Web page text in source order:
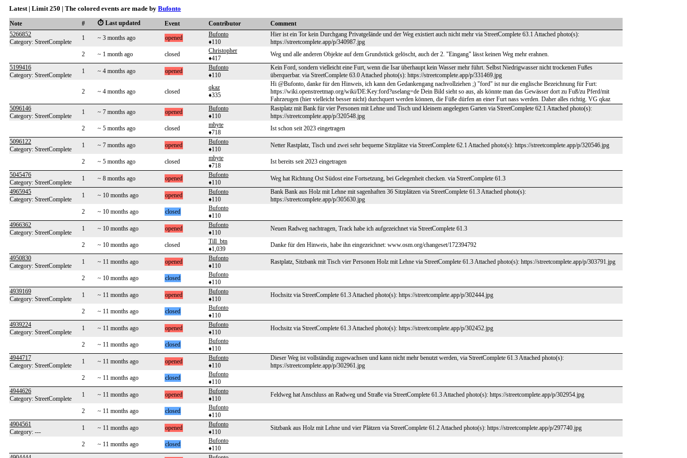
Latest | Limit 250 | The colored events are made by Bufonto
Note # ⏱️ Last updated Event Contributor
Comment
5266852
Category: StreetComplete
1 ~ 3 months ago opened
Bufonto
♦110
Hier ist ein Tor kein Durchgang Privatgelände und der Weg existiert auch nicht mehr via StreetComplete 63.1 Attached photo(s):
https://streetcomplete.app/p/340987.jpg
2
~ 1 month ago closed
Christopher
♦417
Weg und alle anderen Objekte auf dem Grundstück gelöscht, auch der 2. "Eingang" lässt keinen Weg mehr erahnen.
5199416
Category: StreetComplete
1 ~ 4 months ago opened
Bufonto
♦110
Kein Ford, sondern vielleicht eine Furt, wenn die Isar überhaupt kein Wasser mehr führt. Selbst Niedrigwasser nicht trockenen Fußes
überquerbar. via StreetComplete 63.0 Attached photo(s): https://streetcomplete.app/p/331469.jpg
2 ~ 4 months ago closed
qkaz
♦335
Hi @Bufonto, danke für den Hinweis, ich kann den Gedankengang nachvollziehen ;) "ford" ist nur die englische Bezeichnung für Furt:
https://wiki.openstreetmap.org/wiki/DE:Key:ford?uselang=de Dein Bild sieht so aus, als könnte man das Gewässer dort zu Fuß/zu Pferd/mit
Fahrzeugen (hier vielleicht besser nicht) durchquert werden können, die Füße dürfen an einer Furt nass werden. Daher alles richtig. VG qkaz
5096146
Category: StreetComplete
1 ~ 7 months ago opened
Bufonto
♦110
Rastplatz mit Bank für vier Personen mit Lehne und Tisch und kleinem angelegten Garten via StreetComplete 62.1 Attached photo(s):
https://streetcomplete.app/p/320548.jpg
2
~ 5 months ago closed
mbyte
♦718
Ist schon seit 2023 eingetragen
5096122
Category: StreetComplete
1 ~ 7 months ago opened
Bufonto
♦110
Netter Rastplatz, Tisch und zwei sehr bequeme Sitzplätze via StreetComplete 62.1 Attached photo(s): https://streetcomplete.app/p/320546.jpg
2 ~ 5 months ago closed
mbyte
♦718
Ist bereits seit 2023 eingetragen
5045476
Category: StreetComplete
1 ~ 8 months ago opened
Bufonto
♦110
Weg hat Richtung Ost Südost eine Fortsetzung, bei Gelegenheit checken. via StreetComplete 61.3
4965945
Category: StreetComplete
1 ~ 10 months ago opened
Bufonto
♦110
Bank Bank aus Holz mit Lehne mit sagenhaften 36 Sitzplätzen via StreetComplete 61.3 Attached photo(s):
https://streetcomplete.app/p/305630.jpg
2
~ 10 months ago closed
Bufonto
♦110
4966362
Category: StreetComplete
1 ~ 10 months ago opened
Bufonto
♦110
Neuen Radweg nachtragen, Track habe ich aufgezeichnet via StreetComplete 61.3
2 ~ 10 months ago closed
Till_btn
♦1,039
Danke für den Hinweis, habe ihn eingezeichnet: www.osm.org/changeset/172394792
4950830
Category: StreetComplete
1 ~ 11 months ago opened
Bufonto
♦110
Rastplatz, Sitzbank mit Tisch vier Personen Holz mit Lehne via StreetComplete 61.3 Attached photo(s): https://streetcomplete.app/p/303791.jpg
2 ~ 10 months ago closed
Bufonto
♦110
4939169
Category: StreetComplete
1 ~ 11 months ago opened
Bufonto
♦110
Hochsitz via StreetComplete 61.3 Attached photo(s): https://streetcomplete.app/p/302444.jpg
2 ~ 11 months ago closed
Bufonto
♦110
4939224
Category: StreetComplete
1 ~ 11 months ago opened
Bufonto
♦110
Hochsitz via StreetComplete 61.3 Attached photo(s): https://streetcomplete.app/p/302452.jpg
2 ~ 11 months ago closed
Bufonto
♦110
4944717
Category: StreetComplete
1 ~ 11 months ago opened
Bufonto
♦110
Dieser Weg ist vollständig zugewachsen und kann nicht mehr benutzt werden, via StreetComplete 61.3 Attached photo(s):
https://streetcomplete.app/p/302961.jpg
2
~ 11 months ago closed
Bufonto
♦110
4944626
Category: StreetComplete
1 ~ 11 months ago opened
Bufonto
♦110
Feldweg hat Anschluss an Radweg und Straße via StreetComplete 61.3 Attached photo(s): https://streetcomplete.app/p/302954.jpg
2 ~ 11 months ago closed
Bufonto
♦110
4904561
Category: ---
1 ~ 11 months ago opened
Bufonto
♦110
Sitzbank aus Holz mit Lehne und vier Plätzen via StreetComplete 61.2 Attached photo(s): https://streetcomplete.app/p/297740.jpg
2 ~ 11 months ago closed
Bufonto
♦110